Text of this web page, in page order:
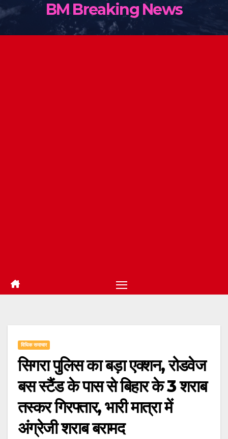
BM Breaking News
विधिक समाचार
सिगरा पुलिस का बड़ा एक्शन, रोडवेज
बस स्टैंड के पास से बिहार के 3 शराब
तस्कर गिरफ्तार, भारी मात्रा में
अंग्रेजी शराब बरामद